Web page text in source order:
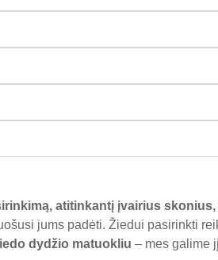
atitinkantį įvairius
jums padėti. Žiedui pasirinkti
dydžio matuokliu – mes galime